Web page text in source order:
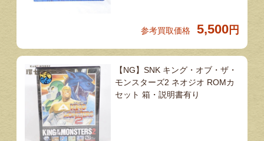
参考買取価格 5,500 円
【NG】SNK キング・オブ・ザ・
モンスターズ2 ネオジオ ROMカ
セット 箱・説明書有り